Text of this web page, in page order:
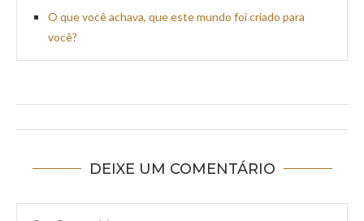
O que você achava, que este mundo foi criado para
você?
DEIXE UM COMENTÁRIO